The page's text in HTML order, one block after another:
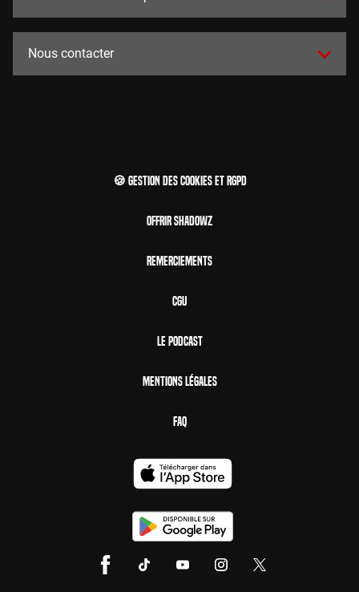
Nous contacter
🍪 Gestion des cookies et RGPD
Offrir Shadowz
Remerciements
CGU
Le Podcast
Mentions Légales
FAQ